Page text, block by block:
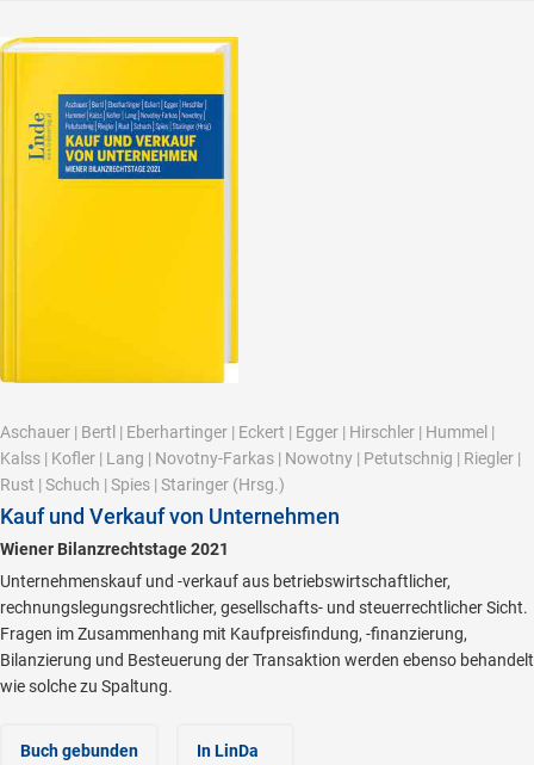
Aschauer | Bertl | Eberhartinger | Eckert | Egger | Hirschler | Hummel |
Kalss | Kofler | Lang | Novotny-Farkas | Nowotny | Petutschnig | Riegler |
Rust | Schuch | Spies | Staringer (Hrsg.)
Kauf und Verkauf von Unternehmen
Wiener Bilanzrechtstage 2021
Unternehmenskauf und -verkauf aus betriebswirtschaftlicher,
rechnungslegungsrechtlicher, gesellschafts- und steuerrechtlicher Sicht.
Fragen im Zusammenhang mit Kaufpreisfindung, -finanzierung,
Bilanzierung und Besteuerung der Transaktion werden ebenso behandelt
wie solche zu Spaltung.
Buch gebunden
In LinDa